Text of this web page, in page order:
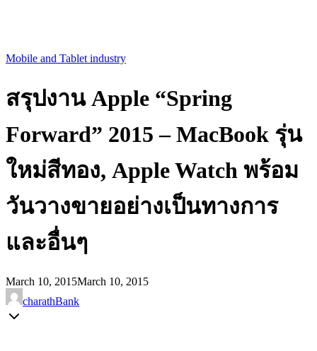
Mobile and Tablet industry
สรุปงาน Apple “Spring
Forward” 2015 – MacBook รุ่น
ใหม่สีทอง, Apple Watch พร้อม
วันวางขายอย่างเป็นทางการ
และอื่นๆ
March 10, 2015March 10, 2015
charathBank